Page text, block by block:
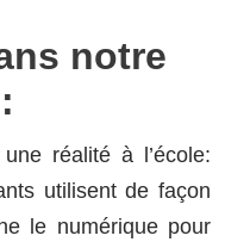
notre
réalité à l’école:
utilisent de façon
le numérique pour